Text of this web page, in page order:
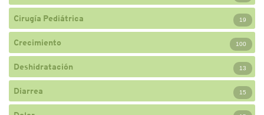
Cirugía Pediátrica 19
Crecimiento 100
Deshidratación 13
Diarrea 15